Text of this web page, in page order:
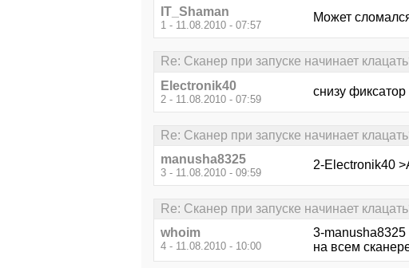
IT_Shaman
1 - 11.08.2010 - 07:57
Может
Re: Сканер при запуске начинает
Electronik40
2 - 11.08.2010 - 07:59
снизу
Re: Сканер при запуске начинает
manusha8325
3 - 11.08.2010 - 09:59
2-Electronik40
Re: Сканер при запуске начинает
whoim
4 - 11.08.2010 - 10:00
3-manusha8325
на всем